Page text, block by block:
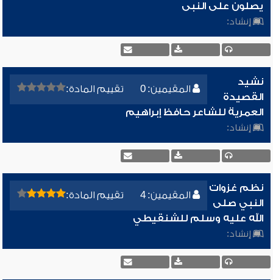
يصلون على النبى
إنشاد:
المقيمين: 0 تقييم المادة:
نشيد
القصيدة
العمرية للشاعر حافظ إبراهيم
إنشاد:
المقيمين: 4 تقييم المادة:
نظم غزوات
النبي صلى
الله عليه وسلم للشنقيطي
إنشاد: